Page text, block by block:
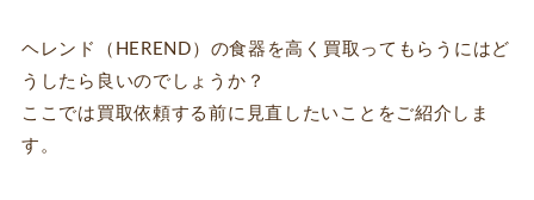
ヘレンド（HEREND）の食器を高く買取ってもらうにはど
うしたら良いのでしょうか？
ここでは買取依頼する前に見直したいことをご紹介しま
す。